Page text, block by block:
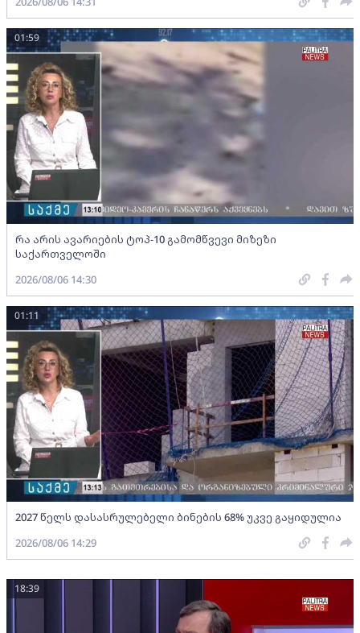
რა არის ავარიების ტოპ-10 გამომწვევი მიზეზი
საქართველოში
01:59
2026/08/06 14:30
2027 წელს დასასრულებელი ბინების 68% უკვე გაყიდულია
01:11
2026/08/06 14:29
18:39